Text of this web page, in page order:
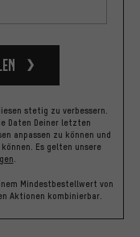
stetig zu verbessern.
Daten Deiner letzten
anpassen zu können und
Es gelten unsere
.
Mindestbestellwert von
Aktionen kombinierbar.